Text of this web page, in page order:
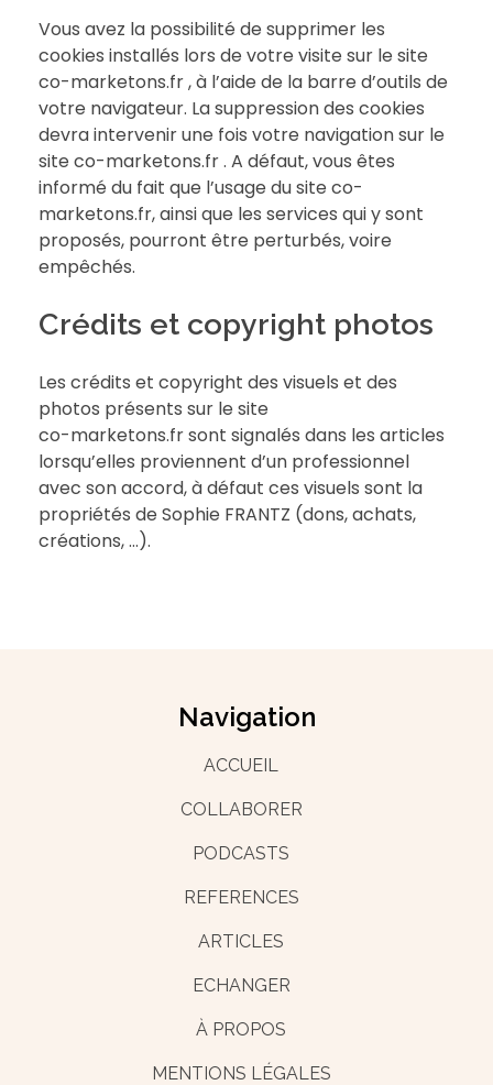
Vous avez la possibilité de supprimer les
cookies installés lors de votre visite sur le site
co-marketons.fr , à l’aide de la barre d’outils de
votre navigateur. La suppression des cookies
devra intervenir une fois votre navigation sur le
site co-marketons.fr . A défaut, vous êtes
informé du fait que l’usage du site co-
marketons.fr, ainsi que les services qui y sont
proposés, pourront être perturbés, voire
empêchés.
Crédits et copyright photos
Les crédits et copyright des visuels et des
photos présents sur le site
co-marketons.fr sont signalés dans les articles
lorsqu’elles proviennent d’un professionnel
avec son accord, à défaut ces visuels sont la
propriétés de Sophie FRANTZ (dons, achats,
créations, …).
Navigation
ACCUEIL
COLLABORER
PODCASTS
REFERENCES
ARTICLES
ECHANGER
À PROPOS
MENTIONS LÉGALES